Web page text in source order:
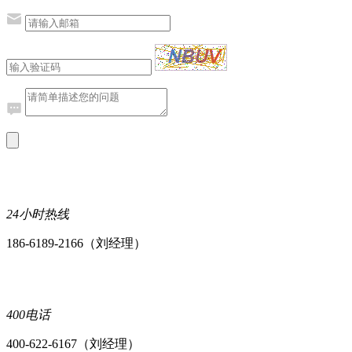
24小时热线
186-6189-2166（刘经理）
400电话
400-622-6167（刘经理）